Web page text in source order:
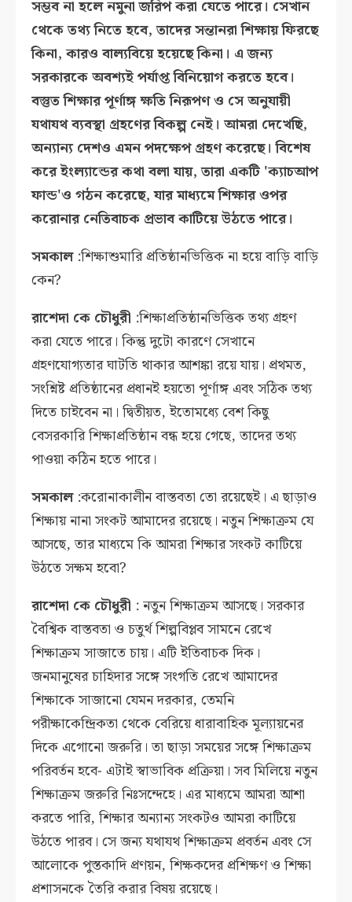
সম্ভব না হলে নমুনা জরিপ করা যেতে পারে। সেখান
থেকে তথ্য নিতে হবে, তাদের সন্তানরা শিক্ষায় ফিরছে
কিনা, কারও বাল্যবিয়ে হয়েছে কিনা। এ জন্য
সরকারকে অবশ্যই পর্যাপ্ত বিনিয়োগ করতে হবে।
বস্তুত শিক্ষার পূর্ণাঙ্গ ক্ষতি নিরূপণ ও সে অনুযায়ী
যথাযথ ব্যবস্থা গ্রহণের বিকল্প নেই। আমরা দেখেছি,
অন্যান্য দেশও এমন পদক্ষেপ গ্রহণ করেছে। বিশেষ
করে ইংল্যান্ডের কথা বলা যায়, তারা একটি 'ক্যাচআপ
ফান্ড'ও গঠন করেছে, যার মাধ্যমে শিক্ষার ওপর
করোনার নেতিবাচক প্রভাব কাটিয়ে উঠতে পারে।
সমকাল:শিক্ষাশুমারি প্রতিষ্ঠানভিত্তিক না হয়ে বাড়ি বাড়ি
কেন?
রাশেদা কে চৌধুরী :শিক্ষাপ্রতিষ্ঠানভিত্তিক তথ্য গ্রহণ
করা যেতে পারে। কিন্তু দুটো কারণে সেখানে
গ্রহণযোগ্যতার ঘাটতি থাকার আশঙ্কা রয়ে যায়। প্রথমত,
সংশ্নিষ্ট প্রতিষ্ঠানের প্রধানই হয়তো পূর্ণাঙ্গ এবং সঠিক তথ্য
দিতে চাইবেন না। দ্বিতীয়ত, ইতোমধ্যে বেশ কিছু
বেসরকারি শিক্ষাপ্রতিষ্ঠান বন্ধ হয়ে গেছে, তাদের তথ্য
পাওয়া কঠিন হতে পারে।
সমকাল:করোনাকালীন বাস্তবতা তো রয়েছেই। এ ছাড়াও
শিক্ষায় নানা সংকট আমাদের রয়েছে। নতুন শিক্ষাক্রম যে
আসছে, তার মাধ্যমে কি আমরা শিক্ষার সংকট কাটিয়ে
উঠতে সক্ষম হবো?
রাশেদা কে চৌধুরী : নতুন শিক্ষাক্রম আসছে। সরকার
বৈশ্বিক বাস্তবতা ও চতুর্থ শিল্পবিপ্লব সামনে রেখে
শিক্ষাক্রম সাজাতে চায়। এটি ইতিবাচক দিক।
জনমানুষের চাহিদার সঙ্গে সংগতি রেখে আমাদের
শিক্ষাকে সাজানো যেমন দরকার, তেমনি
পরীক্ষাকেন্দ্রিকতা থেকে বেরিয়ে ধারাবাহিক মূল্যায়নের
দিকে এগোনো জরুরি। তা ছাড়া সময়ের সঙ্গে শিক্ষাক্রম
পরিবর্তন হবে- এটাই স্বাভাবিক প্রক্রিয়া। সব মিলিয়ে নতুন
শিক্ষাক্রম জরুরি নিঃসন্দেহে। এর মাধ্যমে আমরা আশা
করতে পারি, শিক্ষার অন্যান্য সংকটও আমরা কাটিয়ে
উঠতে পারব। সে জন্য যথাযথ শিক্ষাক্রম প্রবর্তন এবং সে
আলোকে পুস্তকাদি প্রণয়ন, শিক্ষকদের প্রশিক্ষণ ও শিক্ষা
প্রশাসনকে তৈরি করার বিষয় রয়েছে।